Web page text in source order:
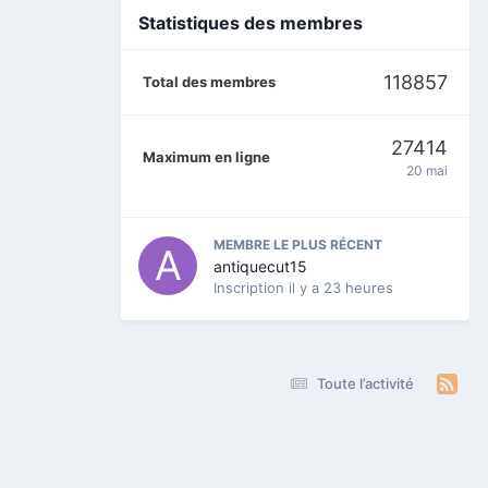
Statistiques des membres
Total des membres 118857
Maximum en ligne 27414
20 mai
MEMBRE LE PLUS RÉCENT
antiquecut15
Inscription il y a 23 heures
Toute l’activité